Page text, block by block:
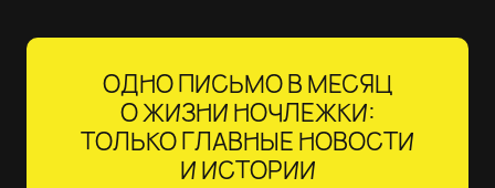
ОДНО ПИСЬМО В МЕСЯЦ
О ЖИЗНИ НОЧЛЕЖКИ:
ТОЛЬКО ГЛАВНЫЕ НОВОСТИ
И ИСТОРИИ